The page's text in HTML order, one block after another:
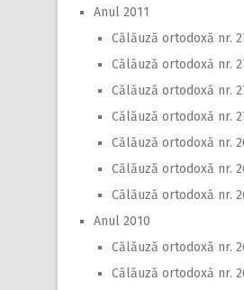
Anul 2011
Călăuză ortodoxă nr.
Călăuză ortodoxă nr.
Călăuză ortodoxă nr.
Călăuză ortodoxă nr.
Călăuză ortodoxă nr.
Călăuză ortodoxă nr.
Călăuză ortodoxă nr.
Anul 2010
Călăuză ortodoxă nr.
Călăuză ortodoxă nr.